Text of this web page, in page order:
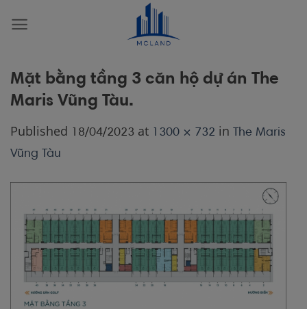
Mặt bằng tầng 3 căn hộ dự án The
Maris Vũng Tàu.
Published
18/04/2023 at 1300 × 732 in
The Maris
Vũng Tàu